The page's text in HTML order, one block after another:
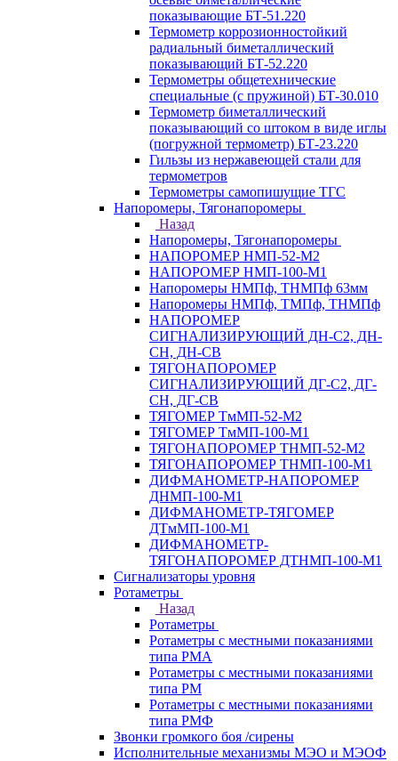
показывающие БТ-51.220
Термометр коррозионностойкий
радиальный биметаллический
показывающий БТ-52.220
Термометры общетехнические
специальные (с пружиной) БТ-30.010
Термометр биметаллический
показывающий со штоком в виде иглы
(погружной термометр) БТ-23.220
Гильзы из нержавеющей стали для
термометров
Термометры самопишущие ТГС
Напоромеры, Тягонапоромеры
Назад
Напоромеры, Тягонапоромеры
НАПОРОМЕР НМП-52-М2
НАПОРОМЕР НМП-100-М1
Напоромеры НМПф, ТНМПф 63мм
Напоромеры НМПф, ТМПф, ТНМПф
НАПОРОМЕР
СИГНАЛИЗИРУЮЩИЙ ДН-С2, ДН-
СН, ДН-СВ
ТЯГОНАПОРОМЕР
СИГНАЛИЗИРУЮЩИЙ ДГ-С2, ДГ-
СН, ДГ-СВ
ТЯГОМЕР ТмМП-52-М2
ТЯГОМЕР ТмМП-100-М1
ТЯГОНАПОРОМЕР ТНМП-52-М2
ТЯГОНАПОРОМЕР ТНМП-100-М1
ДИФМАНОМЕТР-НАПОРОМЕР
ДНМП-100-М1
ДИФМАНОМЕТР-ТЯГОМЕР
ДТмМП-100-М1
ДИФМАНОМЕТР-
ТЯГОНАПОРОМЕР ДТНМП-100-М1
Сигнализаторы уровня
Ротаметры
Назад
Ротаметры
Ротаметры с местными показаниями
типа РМА
Ротаметры с местными показаниями
типа РМ
Ротаметры с местными показаниями
типа РМФ
Звонки громкого боя /сирены
Исполнительные механизмы МЭО и МЭОФ